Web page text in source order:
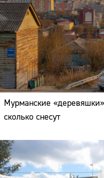
Мурманские
сколько снесут